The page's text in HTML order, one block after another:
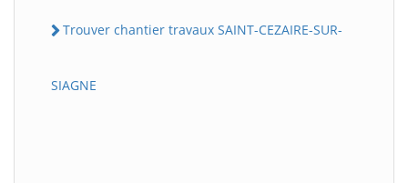
Trouver chantier travaux SAINT-CEZAIRE-SUR-
SIAGNE